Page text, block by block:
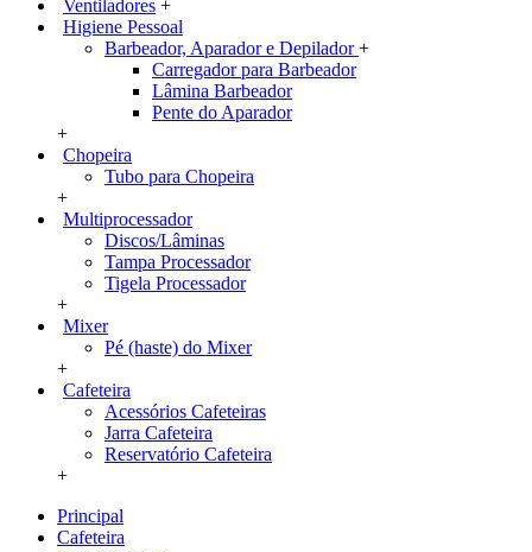
Ventiladores +
Higiene Pessoal
Barbeador, Aparador e Depilador+
Carregador para Barbeador
Lâmina Barbeador
Pente do Aparador
+
Chopeira
Tubo para Chopeira
+
Multiprocessador
Discos/Lâminas
Tampa Processador
Tigela Processador
+
Mixer
Pé (haste) do Mixer
+
Cafeteira
Acessórios Cafeteiras
Jarra Cafeteira
Reservatório Cafeteira
+
Principal
Cafeteira